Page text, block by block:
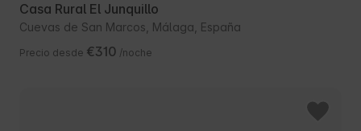
Casa Rural El Junquillo
Cuevas de San Marcos, Málaga, España
Precio desde €310 /noche